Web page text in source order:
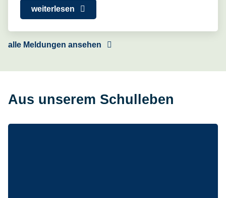
weiterlesen
alle Meldungen ansehen
Aus unserem Schulleben